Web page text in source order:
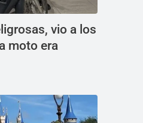
vio a los
moto era